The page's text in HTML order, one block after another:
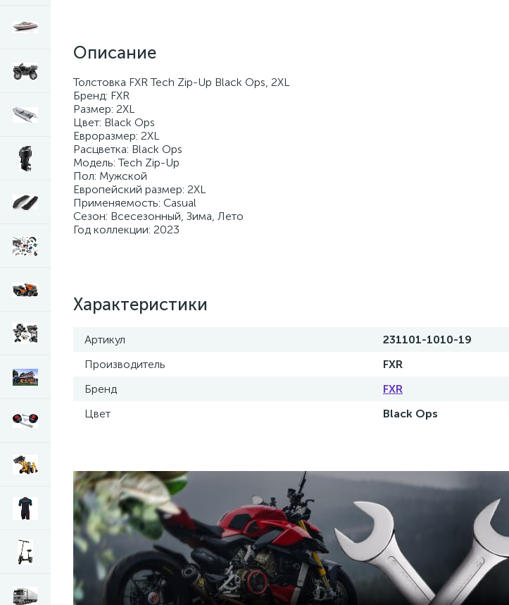
Описание
Толстовка FXR Tech Zip-Up Black Ops, 2XL
Бренд: FXR
Размер: 2XL
Цвет: Black Ops
Евроразмер: 2XL
Расцветка: Black Ops
Модель: Tech Zip-Up
Пол: Мужской
Европейский размер: 2XL
Применяемость: Casual
Сезон: Всесезонный, Зима, Лето
Год коллекции: 2023
Характеристики
Артикул
231101-1010-19
Производитель
FXR
Бренд
FXR
Цвет
Black Ops